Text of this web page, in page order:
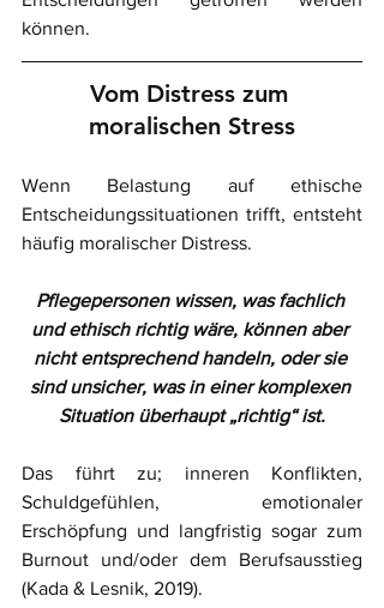
können.
Vom Distress zum
moralischen Stress
Wenn Belastung auf ethische
Entscheidungssituationen trifft, entsteht
häufig moralischer Distress.
Pflegepersonen wissen, was fachlich
und ethisch richtig wäre, können aber
nicht entsprechend handeln, oder sie
sind unsicher, was in einer komplexen
Situation überhaupt „richtig“ ist.
Das führt zu; inneren Konflikten,
Schuldgefühlen, emotionaler
Erschöpfung und langfristig sogar zum
Burnout und/oder dem Berufsausstieg
(Kada & Lesnik, 2019).